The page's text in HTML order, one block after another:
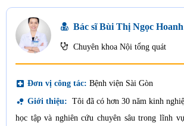
Bác sĩ Bùi Thị Ngọc Hoanh
Chuyên khoa Nội tổng quát
local_hospital Đơn vị công tác: Bệnh viện Sài Gòn
bubble_chart Giới thiệu: Tôi đã có hơn 30 năm kinh
học tập và nghiên cứu chuyên sâu trong lĩnh